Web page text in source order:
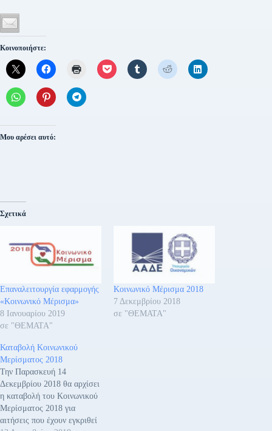
Κοινοποιήστε:
Μου αρέσει αυτό:
Σχετικά
Επαναλειτουργία εφαρμογής
«Κοινωνικό Μέρισμα»
8 Ιανουαρίου 2019
σε "ΘΕΜΑΤΑ"
Κοινωνικό Μέρισμα 2018
7 Δεκεμβρίου 2018
σε "ΘΕΜΑΤΑ"
Καταβολή Κοινωνικού
Μερίσματος 2018
Την Παρασκευή 14
Δεκεμβρίου 2018 θα αρχίσει
η καταβολή του Κοινωνικού
Μερίσματος 2018 για
αιτήσεις που έχουν εγκριθεί